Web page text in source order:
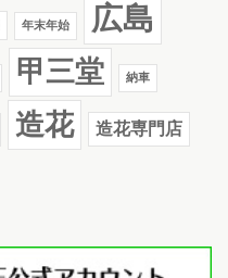
年末年始 広島
甲三堂 納車
造花 造花専門店